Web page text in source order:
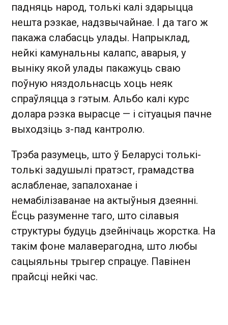
падняць народ, толькі калі здарыцца
нешта рэзкае, надзвычайнае. І да таго ж
пакажа слабасць улады. Напрыклад,
нейкі камунальны калапс, аварыя, у
выніку якой улады пакажуць сваю
поўную няздольнасць хоць неяк
спраўляцца з гэтым. Альбо калі курс
долара рэзка вырасце — і сітуацыя пачне
выходзіць з-пад кантролю.
Трэба разумець, што ў Беларусі толькі-
толькі задушылі пратэст, грамадства
аслабленае, запалоханае і
немабілізаванае на актыўныя дзеянні.
Ёсць разуменне таго, што сілавыя
структуры будуць дзейнічаць жорстка. На
такім фоне малаверагодна, што любы
сацыяльны трыгер спрацуе. Павінен
прайсці нейкі час.